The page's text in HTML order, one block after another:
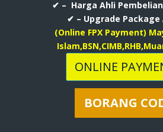
✔ – Harga Ahli
✔ – Upgrade
(Online FPX Payment)
ONLINE
BORANG